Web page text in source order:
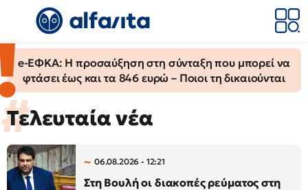
e-ΕΦΚΑ: Η προσαύξηση στη σύνταξη που μπορεί να
φτάσει έως και τα 846 ευρώ – Ποιοι τη δικαιούνται
Τελευταία νέα
06.08.2026 - 12:21
Στη Βουλή οι διακοπές ρεύματος στη